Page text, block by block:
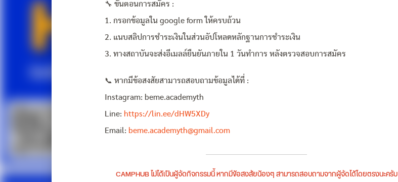
🔧 ขั้นตอนการสมัคร :
1. กรอกข้อมูลใน google form ให้ครบถ้วน
2. แนบสลิปการชำระเงินในส่วนอัปโหลดหลักฐานการชำระเงิน
3. ทางสถาบันจะส่งอีเมลล์ยืนยันภายใน 1 วันทำการ หลังตรวจสอบการสมัคร
📞 หากมีข้อสงสัยสามารถสอบถามข้อมูลได้ที่ :
Instagram: beme.academyth
Line: https://lin.ee/dHW5XDy
Email: beme.academyth@gmail.com
CAMPHUB ไม่ได้เป็นผู้จัดกิจกรรมนี้ หากมีข้อสงสัยน้องๆ สามารถสอบถามจากผู้จัดได้โดยตรงนะครับ